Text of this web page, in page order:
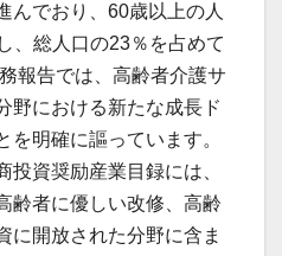
んでおり、60歳以上の人
、総人口の23％を占めて
報告では、高齢者介護サ
野における新たな成長ド
を明確に謳っています。
投資奨励産業目録には、
齢者に優しい改修、高齢
に開放された分野に含ま